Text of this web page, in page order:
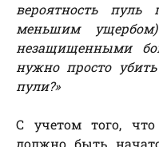
вероятность пуль
меньшим
незащищенными
нужно просто
пули?»
С учетом того,